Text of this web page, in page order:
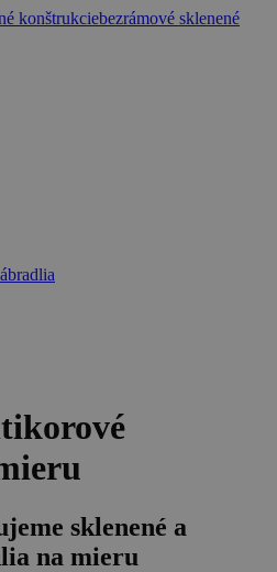
bezrámové sklenené
sklenené a
na mieru